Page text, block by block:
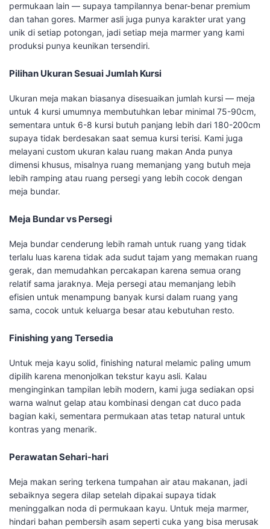
permukaan lain — supaya tampilannya benar-benar premium
dan tahan gores. Marmer asli juga punya karakter urat yang
unik di setiap potongan, jadi setiap meja marmer yang kami
produksi punya keunikan tersendiri.
Pilihan Ukuran Sesuai Jumlah Kursi
Ukuran meja makan biasanya disesuaikan jumlah kursi — meja
untuk 4 kursi umumnya membutuhkan lebar minimal 75-90cm,
sementara untuk 6-8 kursi butuh panjang lebih dari 180-200cm
supaya tidak berdesakan saat semua kursi terisi. Kami juga
melayani custom ukuran kalau ruang makan Anda punya
dimensi khusus, misalnya ruang memanjang yang butuh meja
lebih ramping atau ruang persegi yang lebih cocok dengan
meja bundar.
Meja Bundar vs Persegi
Meja bundar cenderung lebih ramah untuk ruang yang tidak
terlalu luas karena tidak ada sudut tajam yang memakan ruang
gerak, dan memudahkan percakapan karena semua orang
relatif sama jaraknya. Meja persegi atau memanjang lebih
efisien untuk menampung banyak kursi dalam ruang yang
sama, cocok untuk keluarga besar atau kebutuhan resto.
Finishing yang Tersedia
Untuk meja kayu solid, finishing natural melamic paling umum
dipilih karena menonjolkan tekstur kayu asli. Kalau
menginginkan tampilan lebih modern, kami juga sediakan opsi
warna walnut gelap atau kombinasi dengan cat duco pada
bagian kaki, sementara permukaan atas tetap natural untuk
kontras yang menarik.
Perawatan Sehari-hari
Meja makan sering terkena tumpahan air atau makanan, jadi
sebaiknya segera dilap setelah dipakai supaya tidak
meninggalkan noda di permukaan kayu. Untuk meja marmer,
hindari bahan pembersih asam seperti cuka yang bisa merusak